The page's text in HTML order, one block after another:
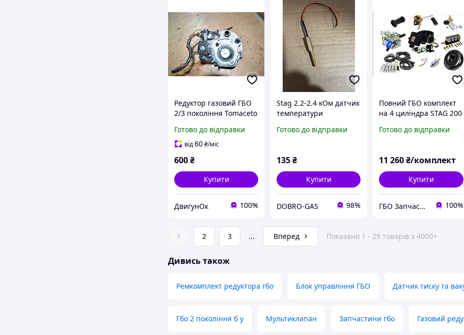
Редуктор газовий ГБО
2/3 покоління Tomaceto
Готово до відправки
від60₴/міс
600₴
Купити
ДвигунОк 100%
Stag 2.2-2.4 кОм датчик
температури
оригінал
Готово до відправки
135₴
Купити
DOBRO-GAS 98%
Повний ГБО комплект
на 4 циліндра STAG 200
Готово до відправки
11 260₴/комплект
Купити
ГБО Запчастини 100%
1 2 3 ... Вперед Показано 1 - 29 товарів з 4000+
Дивись також
Ремкомплект редуктора гбо Блок управління ГБО Датчик тиску та
Гбо 2 покоління б у Мультиклапан Запчастини гбо Газовий